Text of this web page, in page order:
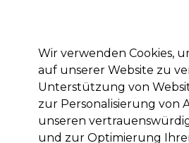
Marken Deals Haare
Lieferung und
– mehr
Wir verwenden Cookies,
auf unserer Website zu
Unterstützung von
zur Personalisierung von
unseren
und zur Optimierung